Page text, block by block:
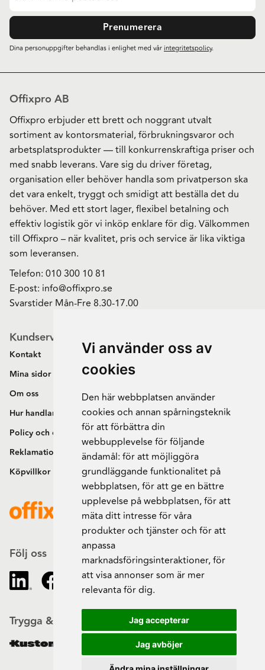
Vi använder oss av
cookies
Den här webbplatsen använder
cookies och annan spårningsteknik
för att förbättra din
webbupplevelse för följande
ändamål: för att möjliggöra
grundläggande funktionalitet på
webbplatsen,för att ge en bättre
upplevelse på webbplatsen,för att
mäta ditt intresse för våra
produkter och tjänster och för att
anpassa
marknadsföringsinteraktioner,för
att visa annonser som är mer
relevanta för dig.
Jag accepterar
Jag avböjer
Prenumerera
Dina personuppgifter behandlas i enlighet med vårintegritetspolicy.
Offixpro AB
Offixpro erbjuder ett brett och noggrant utvalt
sortiment av kontorsmaterial, förbrukningsvaror och
arbetsplatsprodukter — till konkurrenskraftiga priser och
med snabb leverans. Vare sig du driver företag,
organisation eller behöver handla som privatperson ska
det vara enkelt, tryggt och smidigt att beställa det du
behöver. Med ett stort lager, flexibel betalning och
effektiv logistik gör vi inköp enklare för dig. Välkommen
till Offixpro – när kvalitet, pris och service är lika viktiga
som leveransen.
Telefon: 010 300 10 81
E-post: info@offixpro.se
Svarstider Mån-Fre 8.30-17.00
Kundservice
Kontakt
Mina sidor
Om oss
Hur handlar jag?
Policy och cookies
Reklamation och retur
Köpvillkor
Följ oss
Trygga & säkra beställningar